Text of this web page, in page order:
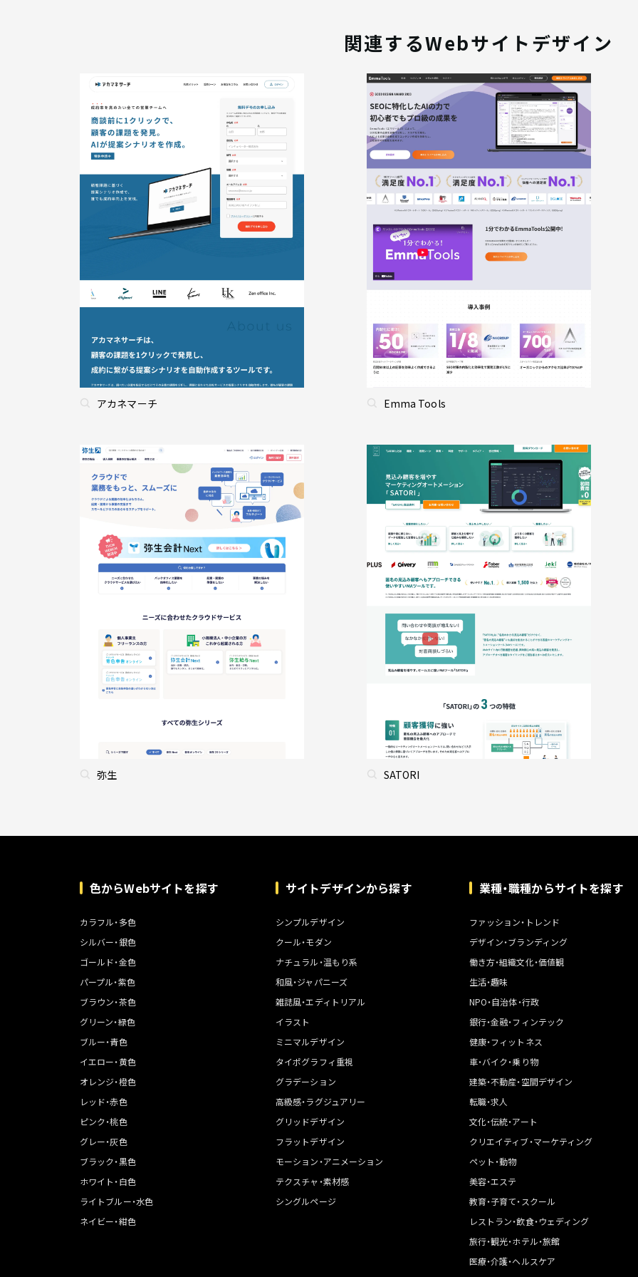
関連するWebサイトデザイン
アカネマーチ Emma Tools
弥生 SATORI
色からWebサイトを探す
カラフル・多色
シルバー・銀色
ゴールド・金色
パープル・紫色
ブラウン・茶色
グリーン・緑色
ブルー・青色
イエロー・黄色
オレンジ・橙色
レッド・赤色
ピンク・桃色
グレー・灰色
ブラック・黒色
ホワイト・白色
ライトブルー・水色
ネイビー・紺色
サイトデザインから探す
シンプルデザイン
クール・モダン
ナチュラル・温もり系
和風・ジャパニーズ
雑誌風・エディトリアル
イラスト
ミニマルデザイン
タイポグラフィ重視
グラデーション
高級感・ラグジュアリー
グリッドデザイン
フラットデザイン
モーション・アニメーション
テクスチャ・素材感
シングルページ
業種・職種からサイトを探す
ファッション・トレンド
デザイン・ブランディング
働き方・組織文化・価値観
生活・趣味
NPO・自治体・行政
銀行・金融・フィンテック
健康・フィットネス
車・バイク・乗り物
建築・不動産・空間デザイン
転職・求人
文化・伝統・アート
クリエイティブ・マーケティング
ペット・動物
美容・エステ
教育・子育て・スクール
レストラン・飲食・ウェディング
旅行・観光・ホテル・旅館
医療・介護・ヘルスケア